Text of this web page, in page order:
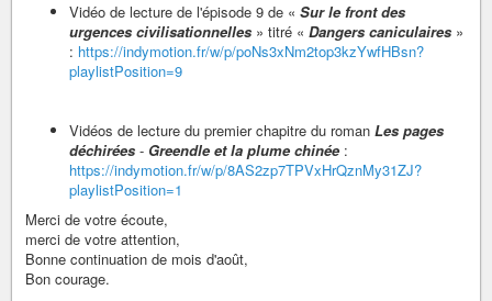
Vidéo de lecture de l'épisode 9 de « Sur le front des
urgences civilisationnelles » titré « Dangers caniculaires »
: https://indymotion.fr/w/p/poNs3xNm2top3kzYwfHBsn?
playlistPosition=9
Vidéos de lecture du premier chapitre du roman Les pages
déchirées - Greendle et la plume chinée :
https://indymotion.fr/w/p/8AS2zp7TPVxHrQznMy31ZJ?
playlistPosition=1
Merci de votre écoute,
merci de votre attention,
Bonne continuation de mois d'août,
Bon courage.